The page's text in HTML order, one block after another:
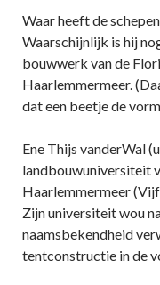
Waar heeft de
Waarschijnlijk is hij
bouwwerk van de
Haarlemmermeer.
dat een beetje de
Ene Thijs vanderWal
landbouwuniversiteit
Haarlemmermeer
Zijn universiteit wou
naamsbekendheid
tentconstructie in de